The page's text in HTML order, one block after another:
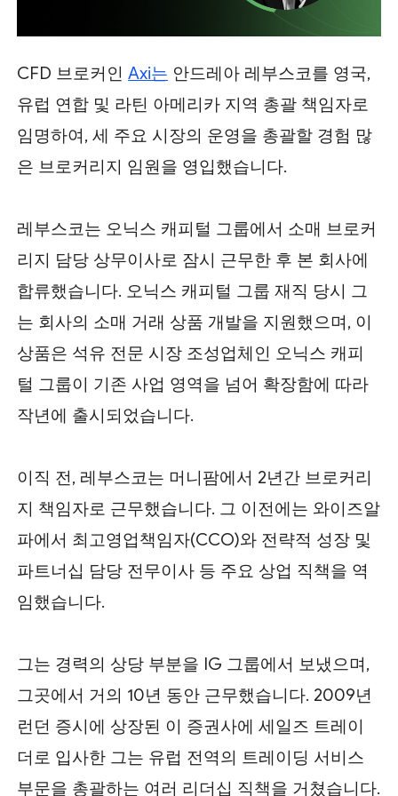
CFD 브로커인Axi는 안드레아 레부스코를 영국,
유럽 연합 및 라틴 아메리카 지역 총괄 책임자로
임명하여, 세 주요 시장의 운영을 총괄할 경험 많
은 브로커리지 임원을 영입했습니다.
레부스코는 오닉스 캐피털 그룹에서 소매 브로커
리지 담당 상무이사로 잠시 근무한 후 본 회사에
합류했습니다. 오닉스 캐피털 그룹 재직 당시 그
는 회사의 소매 거래 상품 개발을 지원했으며, 이
상품은 석유 전문 시장 조성업체인 오닉스 캐피
털 그룹이 기존 사업 영역을 넘어 확장함에 따라
작년에 출시되었습니다.
이직 전, 레부스코는 머니팜에서 2년간 브로커리
지 책임자로 근무했습니다. 그 이전에는 와이즈알
파에서 최고영업책임자(CCO)와 전략적 성장 및
파트너십 담당 전무이사 등 주요 상업 직책을 역
임했습니다.
그는 경력의 상당 부분을 IG 그룹에서 보냈으며,
그곳에서 거의 10년 동안 근무했습니다. 2009년
런던 증시에 상장된 이 증권사에 세일즈 트레이
더로 입사한 그는 유럽 전역의 트레이딩 서비스
부문을 총괄하는 여러 리더십 직책을 거쳤습니다.